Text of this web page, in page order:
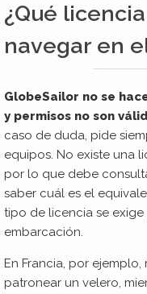
¿Qué
navegar en
GlobeSailor no se
y permisos no son
caso de duda, pide
equipos. No existe una
por lo que debe
saber cuál es el
tipo de licencia se
embarcación.
En Francia, por
patronear un velero,